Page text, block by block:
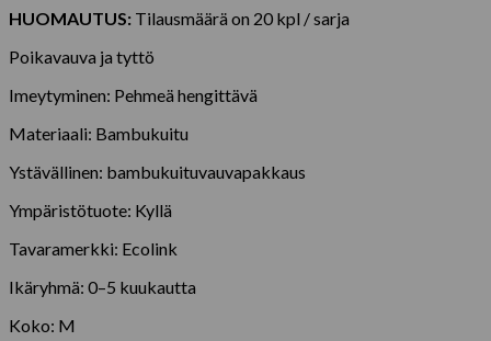
HUOMAUTUS: Tilausmäärä on 20 kpl / sarja
Poikavauva ja tyttö
Imeytyminen: Pehmeä hengittävä
Materiaali: Bambukuitu
Ystävällinen: bambukuituvauvapakkaus
Ympäristötuote: Kyllä
Tavaramerkki: Ecolink
Ikäryhmä: 0–5 kuukautta
Koko: M